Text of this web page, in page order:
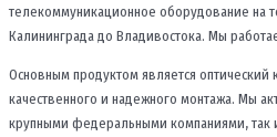
телекоммуникационное оборудование на
Калининграда до Владивостока. Мы
Основным продуктом является
качественного и надежного монтажа. Мы
крупными федеральными компаниями, так